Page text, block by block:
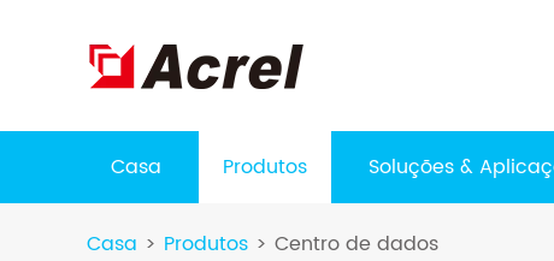
Casa Produtos Soluções &
Casa Produtos Centro de dados